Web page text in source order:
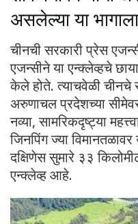
असलेल्या या
चीनची सरकारी प्रेस
एजन्सीने या एन्क्लेव्हचे
केले होते. त्याचवेळी चीनचे
अरुणाचल प्रदेशच्या
नव्या, सामरिकदृष्ट्या
जिनपिंग ज्या
दक्षिणेस सुमारे ३३
एन्क्लेव्ह आहे.